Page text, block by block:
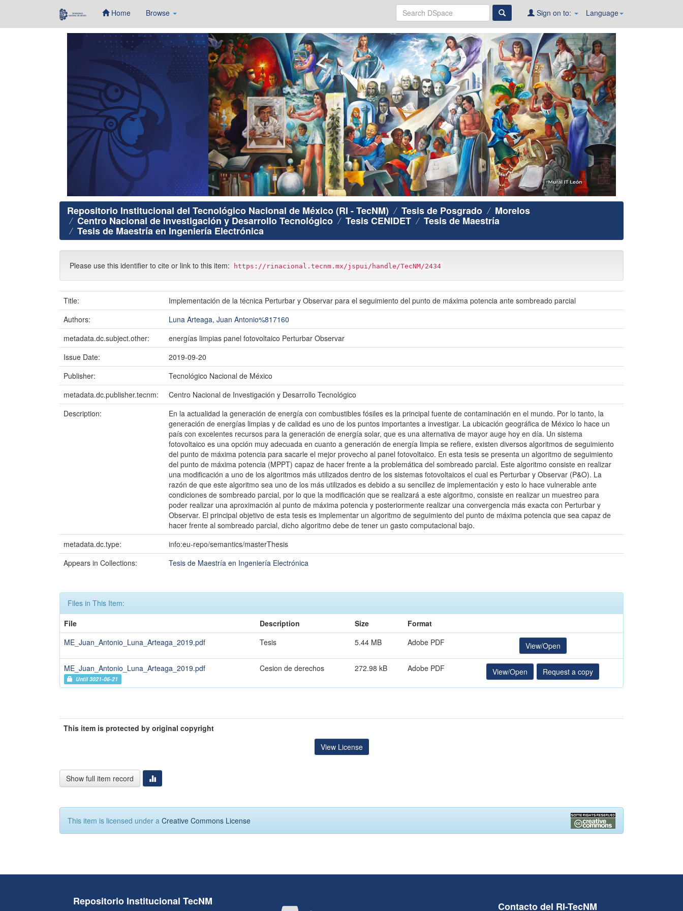
Home Browse Language
Sign on to:
Repositorio Institucional del Tecnológico Nacional de México (RI - TecNM) Tesis de Posgrado Morelos
Centro Nacional de Investigación y Desarrollo Tecnológico Tesis CENIDET Tesis de Maestría
Tesis de Maestría en Ingeniería Electrónica
Please use this identifier to cite or link to this item: https://rinacional.tecnm.mx/jspui/handle/TecNM/2434
Title:
Implementación de la técnica Perturbar y Observar para el seguimiento del punto de máxima potencia ante sombreado parcial
Authors:
Luna Arteaga, Juan Antonio%817160
metadata.dc.subject.other:
energías limpias panel fotovoltaico Perturbar Observar
Issue Date:
2019-09-20
Publisher:
Tecnológico Nacional de México
metadata.dc.publisher.tecnm:
Centro Nacional de Investigación y Desarrollo Tecnológico
Description:
En la actualidad la generación de energía con combustibles fósiles es la principal fuente de contaminación en el mundo. Por lo tanto, la
generación de energías limpias y de calidad es uno de los puntos importantes a investigar. La ubicación geográfica de México lo hace un
país con excelentes recursos para la generación de energía solar, que es una alternativa de mayor auge hoy en día. Un sistema
fotovoltaico es una opción muy adecuada en cuanto a generación de energía limpia se refiere, existen diversos algoritmos de seguimiento
del punto de máxima potencia para sacarle el mejor provecho al panel fotovoltaico. En esta tesis se presenta un algoritmo de seguimiento
del punto de máxima potencia (MPPT) capaz de hacer frente a la problemática del sombreado parcial. Este algoritmo consiste en realizar
una modificación a uno de los algoritmos más utilizados dentro de los sistemas fotovoltaicos el cual es Perturbar y Observar (P&O). La
razón de que este algoritmo sea uno de los más utilizados es debido a su sencillez de implementación y esto lo hace vulnerable ante
condiciones de sombreado parcial, por lo que la modificación que se realizará a este algoritmo, consiste en realizar un muestreo para
poder realizar una aproximación al punto de máxima potencia y posteriormente realizar una convergencia más exacta con Perturbar y
Observar. El principal objetivo de esta tesis es implementar un algoritmo de seguimiento del punto de máxima potencia que sea capaz de
hacer frente al sombreado parcial, dicho algoritmo debe de tener un gasto computacional bajo.
metadata.dc.type:
info:eu-repo/semantics/masterThesis
Appears in Collections:
Tesis de Maestría en Ingeniería Electrónica
Files in This Item:
File
Description Size
Format
ME_Juan_Antonio_Luna_Arteaga_2019.pdf
Tesis 5.44 MB Adobe PDF View/Open
ME_Juan_Antonio_Luna_Arteaga_2019.pdf
Until 3021-06-21
Cesion de derechos 272.98 kB Adobe PDF View/Open Request a copy
This item is protected by original copyright
View License
Show full item record
This item is licensed under a Creative Commons License
Repositorio Institucional TecNM Contacto del RI-TecNM